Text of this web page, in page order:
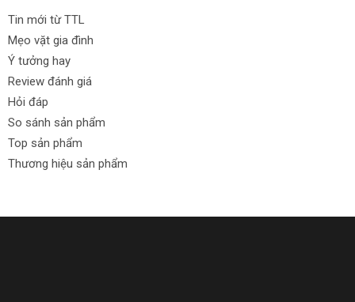
Tin mới từ TTL
Mẹo vặt gia đình
Ý tưởng hay
Review đánh giá
Hỏi đáp
So sánh sản phẩm
Top sản phẩm
Thương hiệu sản phẩm